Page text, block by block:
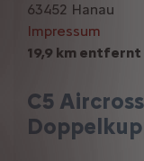
19,9 km entfernt
C5
63452 Hanau
Impressum